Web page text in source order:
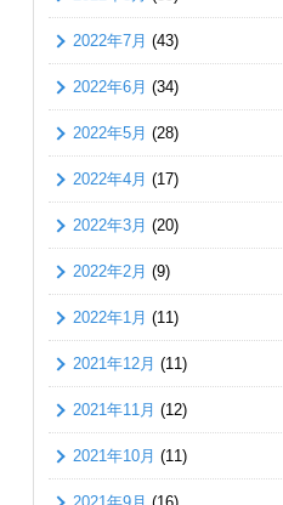
2022年7月 (43)
2022年6月 (34)
2022年5月 (28)
2022年4月 (17)
2022年3月 (20)
2022年2月 (9)
2022年1月 (11)
2021年12月 (11)
2021年11月 (12)
2021年10月 (11)